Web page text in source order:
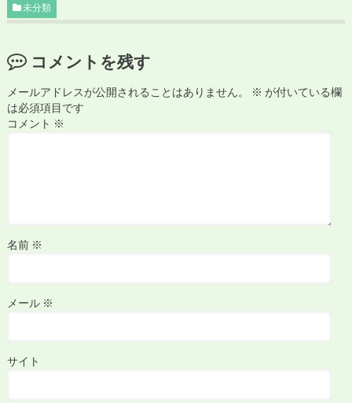
未分類
コメントを残す
メールアドレスが公開されることはありません。 ※ が付いている欄
は必須項目です
コメント ※
名前 ※
メール ※
サイト